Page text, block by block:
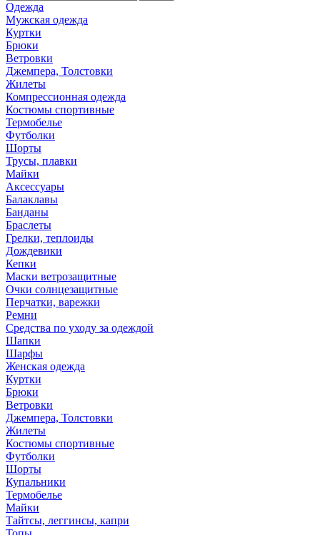
Одежда
Мужская одежда
Куртки
Брюки
Ветровки
Джемпера, Толстовки
Жилеты
Компрессионная одежда
Костюмы спортивные
Термобелье
Футболки
Шорты
Трусы, плавки
Майки
Аксессуары
Балаклавы
Банданы
Браслеты
Грелки, теплоиды
Дождевики
Кепки
Маски ветрозащитные
Очки солнцезащитные
Перчатки, варежки
Ремни
Средства по уходу за одеждой
Шапки
Шарфы
Женская одежда
Куртки
Брюки
Ветровки
Джемпера, Толстовки
Жилеты
Костюмы спортивные
Футболки
Шорты
Купальники
Термобелье
Майки
Тайтсы, леггинсы, капри